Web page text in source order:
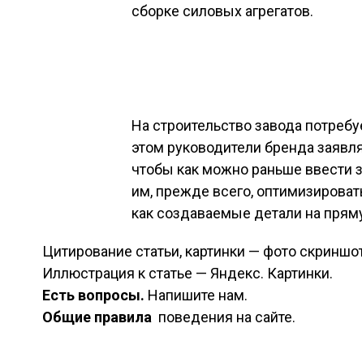
сборке силовых агрегатов.
На строительство завода
этом руководители бренда
чтобы как можно раньше ввести
им, прежде всего,
как создаваемые детали на
Цитирование статьи, картинки — фото
Иллюстрация к статье — Яндекс. Картинки.
Есть вопросы. Напишите нам.
Общие правила поведения на сайте.